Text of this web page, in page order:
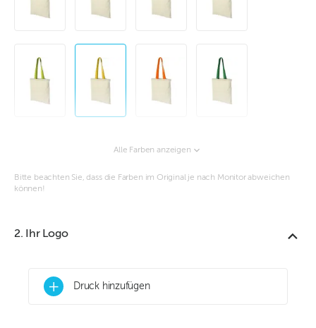
Alle Farben anzeigen
Bitte beachten Sie, dass die Farben im Original je nach Monitor abweichen
können!
2. Ihr Logo
+ Druck hinzufügen